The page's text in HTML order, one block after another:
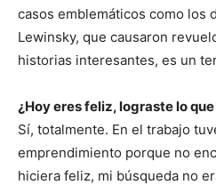
casos emblemáticos como los
Lewinsky, que causaron
historias interesantes, es un
¿Hoy eres feliz, lograste lo
Sí, totalmente. En el trabajo
emprendimiento porque no
hiciera feliz, mi búsqueda no